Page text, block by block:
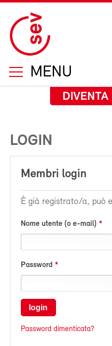
MENU
DIVENTA
LOGIN
Membri login
È già registrato/a, può
Nome utente (o e-mail)
Password
login
Password dimenticata?